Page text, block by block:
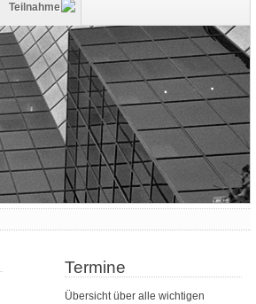
Teilnahme
Termine
Übersicht über alle wichtigen